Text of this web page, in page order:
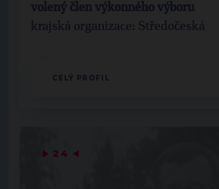
volený člen výkonného výboru
krajská organizace: Středočeská
CELÝ PROFIL
▶ 24 ◀